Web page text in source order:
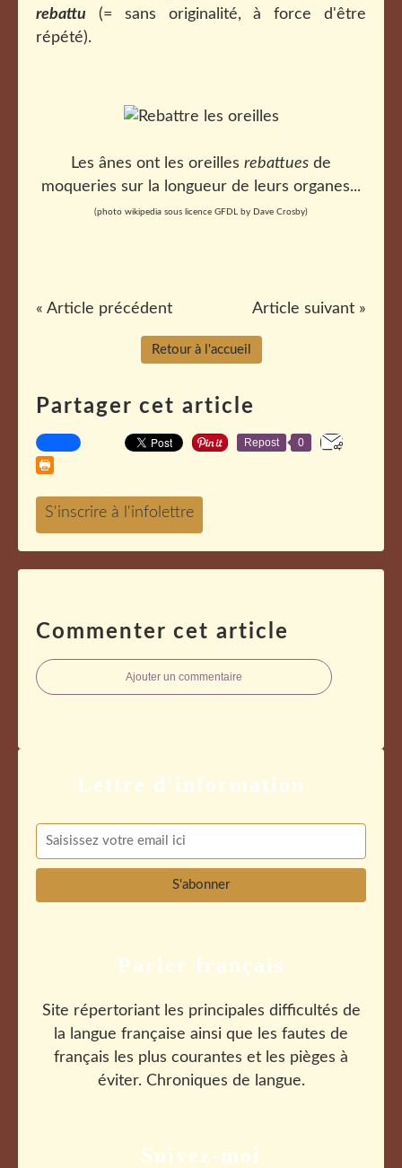
rebattu (= sans originalité, à force d'être
répété).
Les ânes ont les oreilles rebattues de
moqueries sur la longueur de leurs organes...
(photo wikipedia sous licence GFDL by Dave Crosby)
« Article précédent Article suivant »
Retour à l'accueil
Partager cet article
Repost 0
Commenter cet article
Ajouter un commentaire
Suivez-moi
Parler français
Site répertoriant les principales difficultés de
la langue française ainsi que les fautes de
français les plus courantes et les pièges à
éviter. Chroniques de langue.